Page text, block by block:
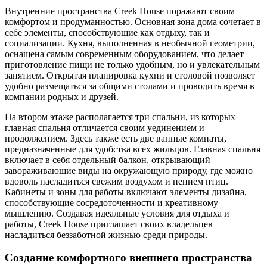
Внутренние пространства Creek House поражают своим
комфортом и продуманностью. Основная зона дома сочетает в
себе элементы, способствующие как отдыху, так и
социализации. Кухня, выполненная в необычной геометрии,
оснащена самым современным оборудованием, что делает
приготовление пищи не только удобным, но и увлекательным
занятием. Открытая планировка кухни и столовой позволяет
удобно размещаться за общими столами и проводить время в
компании родных и друзей.
На втором этаже располагается три спальни, из которых
главная спальня отличается своим уединением и
продолжением. Здесь также есть две ванные комнаты,
предназначенные для удобства всех жильцов. Главная спальня
включает в себя отдельный балкон, открывающий
завораживающие виды на окружающую природу, где можно
вдоволь насладиться свежим воздухом и пением птиц.
Кабинеты и зоны для работы включают элементы дизайна,
способствующие сосредоточенности и креативному
мышлению. Создавая идеальные условия для отдыха и
работы, Creek House приглашает своих владельцев
насладиться беззаботной жизнью среди природы.
Создание комфортного внешнего пространства